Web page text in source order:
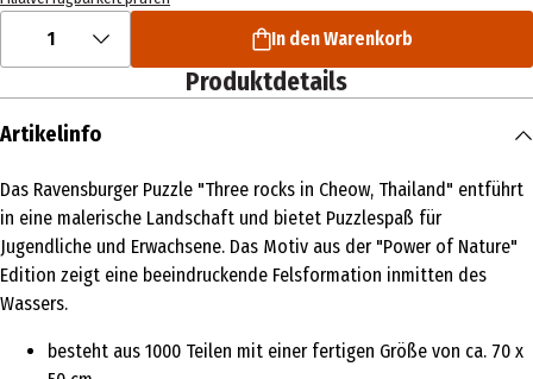
1 In den Warenkorb
Produktdetails
Artikelinfo
Das Ravensburger Puzzle "Three rocks in Cheow, Thailand" entführt
in eine malerische Landschaft und bietet Puzzlespaß für
Jugendliche und Erwachsene. Das Motiv aus der "Power of Nature"
Edition zeigt eine beeindruckende Felsformation inmitten des
Wassers.
besteht aus 1000 Teilen mit einer fertigen Größe von ca. 70 x